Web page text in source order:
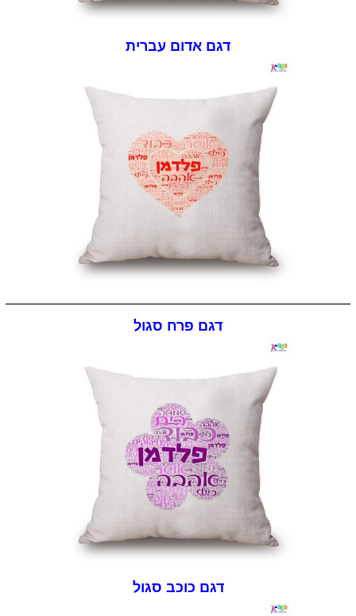
דגם אדום עברית
דגם פרח סגול
דגם כוכב סגול